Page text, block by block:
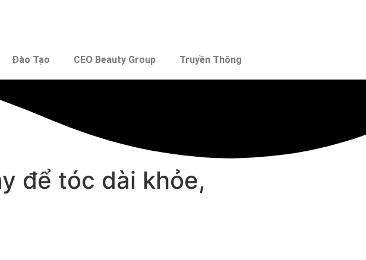
Đào Tạo CEO Beauty Group Truyền Thông
để tóc dài khỏe,